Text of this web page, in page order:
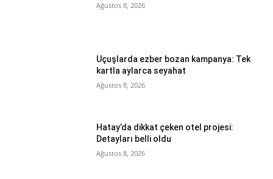
Ağustos 8, 2026
Uçuşlarda ezber bozan kampanya: Tek
kartla aylarca seyahat
Ağustos 8, 2026
Hatay’da dikkat çeken otel projesi:
Detayları belli oldu
Ağustos 8, 2026